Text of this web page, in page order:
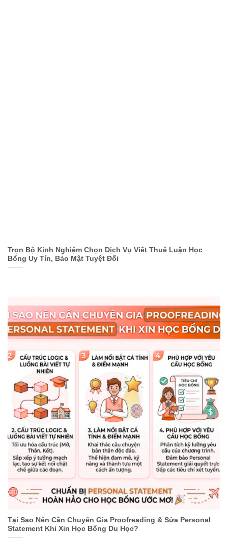
Trọn Bộ Kinh Nghiệm Chọn Dịch Vụ Viết Thuê Luận Học
Bổng Uy Tín, Bảo Mật Tuyệt Đối
Tại Sao Nên Cần Chuyên Gia Proofreading & Sửa Personal
Statement Khi Xin Học Bổng Du Học?